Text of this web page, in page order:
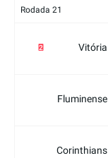
Rodada 21
Vitória
2
Fluminense
Corinthians